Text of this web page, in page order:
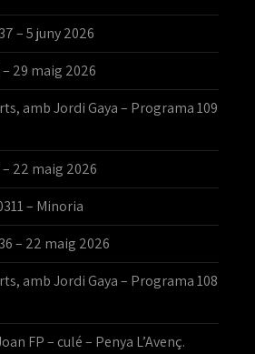
– 5 juny 2026
29 maig 2026
amb Jordi Gaya – Programa 109
22 maig 2026
– Minoria
– 22 maig 2026
amb Jordi Gaya – Programa 108
FP – culé – Penya L’Avenç.